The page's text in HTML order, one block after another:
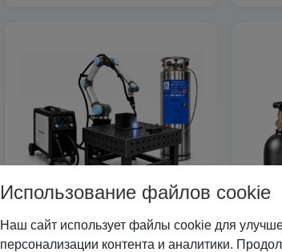
Использование файлов cookie
Наш сайт использует файлы cookie для
персонализации контента и аналитики.